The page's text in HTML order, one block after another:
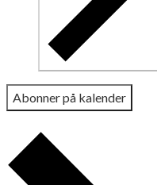
Abonner på kalender